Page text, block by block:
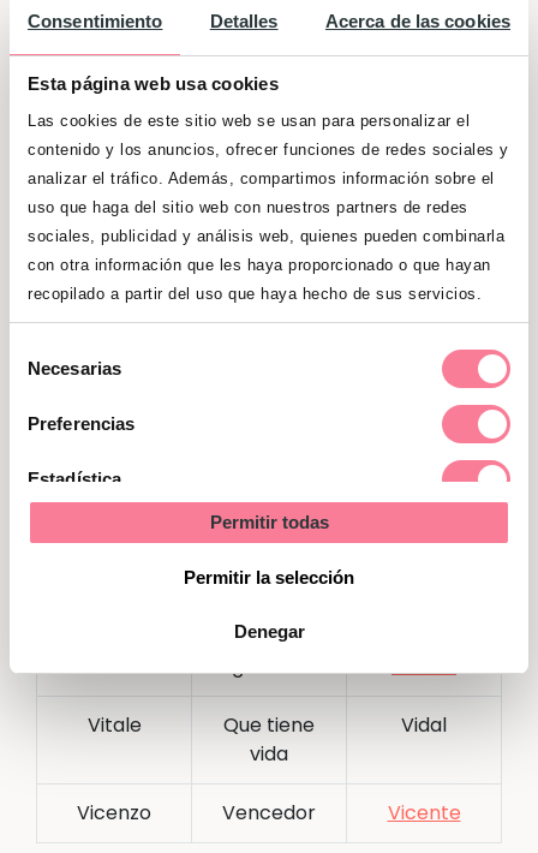
Consentimiento Detalles Acerca de las cookies
Esta página web usa cookies
Las cookies de este sitio web se usan para personalizar el
contenido y los anuncios, ofrecer funciones de redes sociales y
analizar el tráfico. Además, compartimos información sobre el
uso que haga del sitio web con nuestros partners de redes
sociales, publicidad y análisis web, quienes pueden combinarla
con otra información que les haya proporcionado o que hayan
recopilado a partir del uso que haya hecho de sus servicios.
Necesarias
Preferencias
Estadística
Permitir todas
Permitir la selección
Denegar
Si ninguna de las anteriores te ha
convencido, otras opciones de
italianos de niñoson:
Nombre
italiano
Significado
Nombre en
español
Biaggio Balbuceante Blas
Davide David
Líder de la
casa
Mattia Regalo divino Matías
Vitale
Que tiene
vida
Vidal
Vicenzo Vencedor Vicente